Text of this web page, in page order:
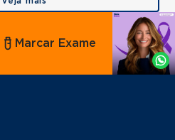
Agende
por
Whatsapp
Marcar Exame